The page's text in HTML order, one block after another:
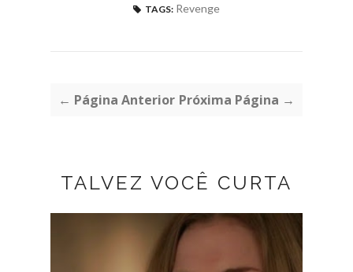
TAGS: Revenge
← Página Anterior Próxima Página →
TALVEZ VOCÊ CURTA